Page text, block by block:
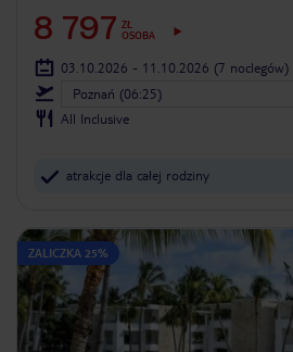
8 797 ZŁ
OSOBA
03.10.2026 - 11.10.2026 (7 noclegów)
Poznań (06:25)
All Inclusive
atrakcje dla całej rodziny
ZALICZKA 25%